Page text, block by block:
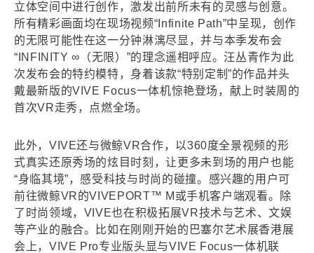
立体空间中进行创作，激发出前所未有的灵感与创意。
所有精彩画面均在现场视频“Infinite Path”中呈现，创作
的无限可能性在这一分钟淋漓尽显，并与本季发布会
“INFINITY ∞（无限）”的理念遥相呼应。汪丛青作为此
次发布会的特约模特，身着该款“特别定制”的作品并头
戴最新版的VIVE Focus一体机惊艳登场，献上时装周的
首次VR走秀，点燃全场。
此外，VIVE还与微鲸VR合作，以360度全景视频的形
式真实还原秀场的炫目时刻，让更多未到场的用户也能
“身临其境”，感受科技与时尚的碰撞。感兴趣的用户可
前往微鲸VR的VIVEPORT™ M或手机客户端观看。除
了时尚领域，VIVE也在积极拓展VR技术与艺术、文娱
等产业的融合。比如在刚刚开始的巴塞尔艺术展香港展
会上，VIVE Pro专业版头显与VIVE Focus一体机联